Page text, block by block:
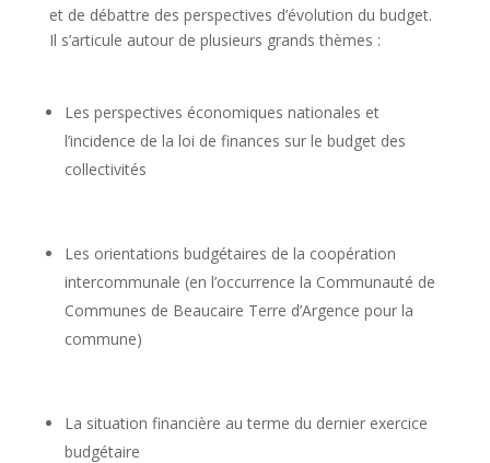
et de débattre des perspectives d’évolution du budget.
Il s’articule autour de plusieurs grands thèmes :
Les perspectives économiques nationales et
l’incidence de la loi de finances sur le budget des
collectivités
Les orientations budgétaires de la coopération
intercommunale (en l’occurrence la Communauté de
Communes de Beaucaire Terre d’Argence pour la
commune)
La situation financière au terme du dernier exercice
budgétaire